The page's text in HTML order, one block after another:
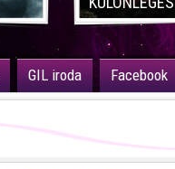
GIL iroda Facebook